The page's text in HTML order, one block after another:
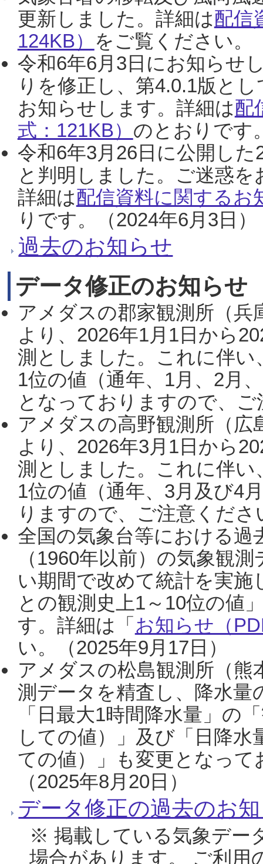
更新しました。詳細は配信
124KB） をご覧ください。
令和6年6月3日にお知らせ
りを修正し、第4.0.1版と
お知らせします。詳細は配
式：121KB） のとおりです
令和6年3月26日に公開し
と判明しました。ご迷惑
詳細は配信資料に関するお
りです。（2024年6月3日）
過去のお知らせ
データ修正のお知らせ
アメダスの郡家観測所（
より、2026年1月1日から
測としました。これに伴い
1位の値（通年、1月、2月
となっておりますので、
アメダスの高野観測所（
より、2026年3月1日から
測としました。これに伴い
1位の値（通年、3月及び4
りますので、ご注意くだ
全国の気象台等における過
（1960年以前）の気象観
い期間で改めて統計を実
との観測史上1～10位の値
す。詳細は「 お知らせ（
い。（2025年9月17日）
アメダスの松島観測所（熊
測データを精査し、降水
「日最大1時間降水量」の
しての値）」及び「日降
ての値）」も変更となっ
（2025年8月20日）
データ修正の過去のお
※ 掲載している気象デー
場合があります。 ご利用